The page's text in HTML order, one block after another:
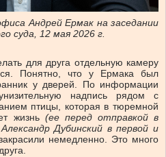
Андрей Ермак на заседании
суда, 12 мая 2026 г.
для друга отдельную камеру
Понятно, что у Ермака был
у дверей. По информации
надпись рядом с
птицы, которая в тюремной
жизнь (ее перед отправкой в
Дубинский в первой и
немедленно. Это много